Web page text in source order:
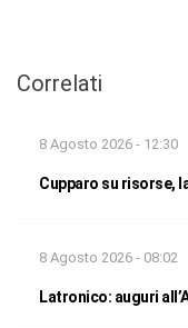
Correlati
8 Agosto 2026 - 12:30
Cupparo su risorse,
8 Agosto 2026 - 08:02
Latronico: auguri